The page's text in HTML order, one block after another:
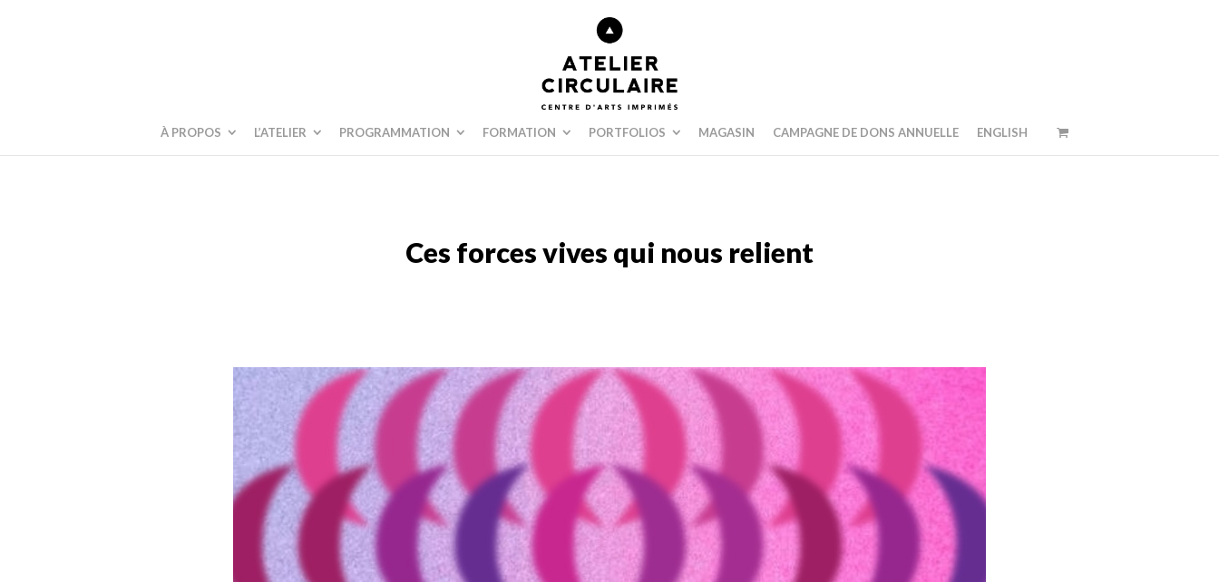
À PROPOS L’ATELIER PROGRAMMATION FORMATION PORTFOLIOS MAGASIN CAMPAGNE DE DONS ANNUELLE ENGLISH
Ces forces vives qui nous relient